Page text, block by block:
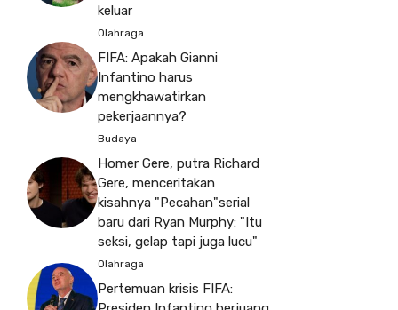
keluar
Olahraga
FIFA: Apakah Gianni
Infantino harus
mengkhawatirkan
pekerjaannya?
Budaya
Homer Gere, putra Richard
Gere, menceritakan
kisahnya "Pecahan"serial
baru dari Ryan Murphy: "Itu
seksi, gelap tapi juga lucu"
Olahraga
Pertemuan krisis FIFA: